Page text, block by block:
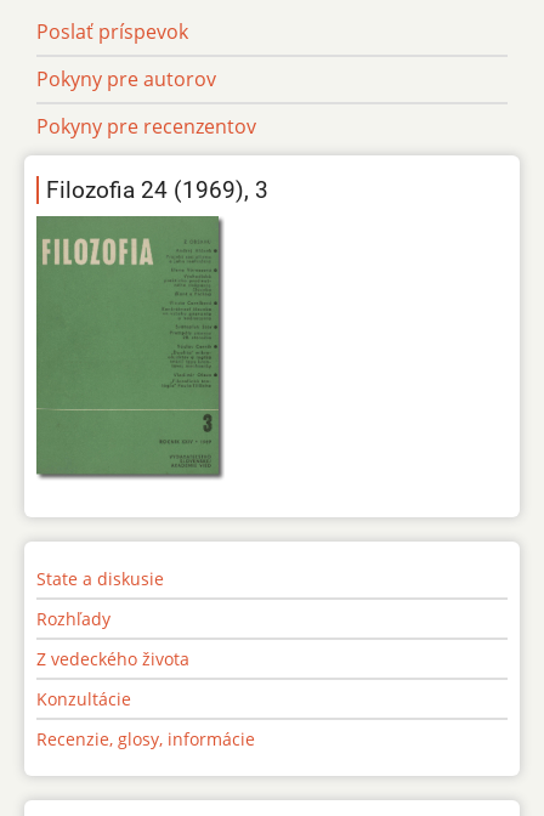
Poslať príspevok
Pokyny pre autorov
Pokyny pre recenzentov
Filozofia 24 (1969), 3
State a diskusie
Rozhľady
Z vedeckého života
Konzultácie
Recenzie, glosy, informácie